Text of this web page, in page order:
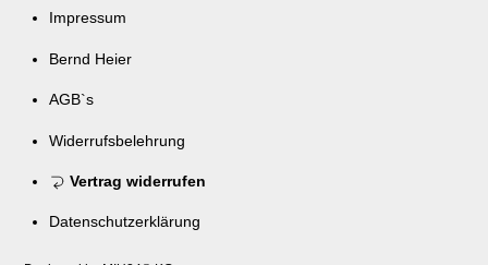
Impressum
Bernd Heier
AGB`s
Widerrufsbelehrung
Vertrag widerrufen
Datenschutzerklärung